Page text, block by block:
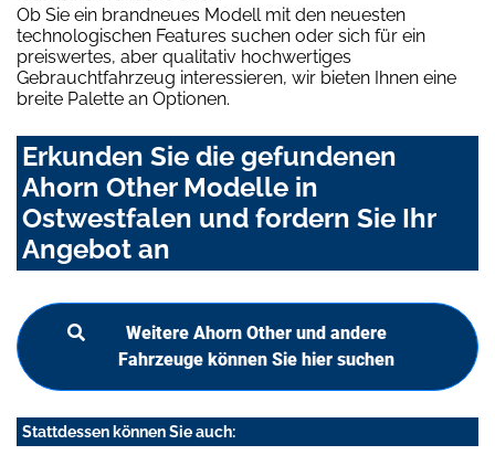
Ob Sie ein brandneues Modell mit den neuesten
technologischen Features suchen oder sich für ein
preiswertes, aber qualitativ hochwertiges
Gebrauchtfahrzeug interessieren, wir bieten Ihnen eine
breite Palette an Optionen.
Erkunden Sie die gefundenen
Ahorn Other Modelle in
Ostwestfalen und fordern Sie Ihr
Angebot an
Weitere Ahorn Other und andere
Fahrzeuge können Sie hier suchen
Stattdessen können Sie auch: